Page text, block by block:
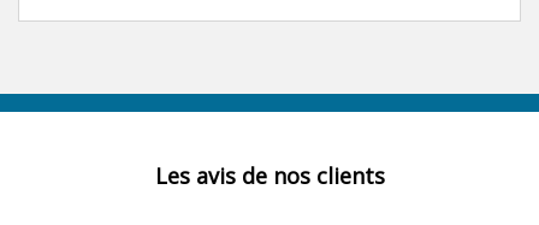
Les avis de nos clients